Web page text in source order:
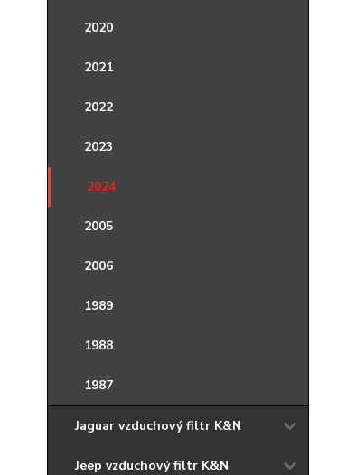
2020
2021
2022
2023
2024
2005
2006
1989
1988
1987
Jaguar vzduchový filtr K&N
Jeep vzduchový filtr K&N